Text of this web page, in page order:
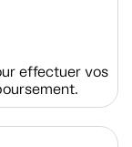
effectuer vos